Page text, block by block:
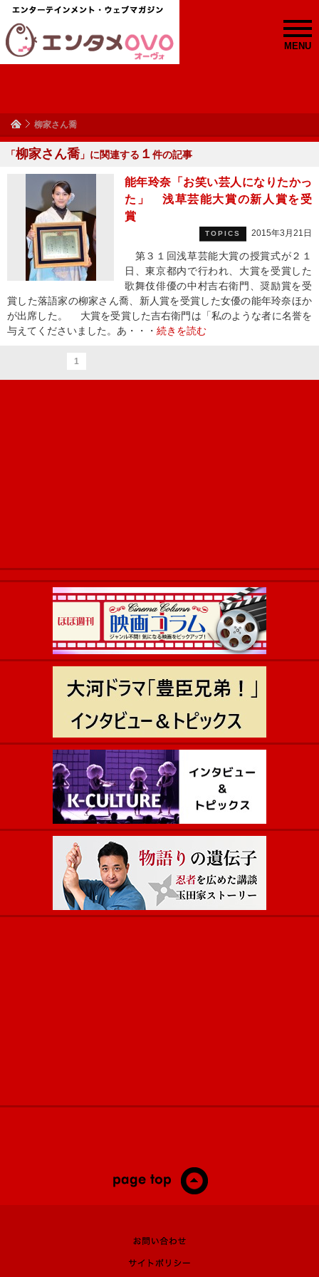
MENU
柳家さん喬
「柳家さん喬 」に関連する １ 件の記事
能年玲奈「お笑い芸人になりたかっ
た」 浅草芸能大賞の新人賞を受
賞
TOPICS 2015年3月21日
第３１回浅草芸能大賞の授賞式が２１
日、東京都内で行われ、大賞を受賞した
歌舞伎俳優の中村吉右衛門、奨励賞を受
賞した落語家の柳家さん喬、新人賞を受賞した女優の能年玲奈ほか
が出席した。 大賞を受賞した吉右衛門は「私のような者に名誉を
与えてくださいました。あ・・・ 続きを読む
1